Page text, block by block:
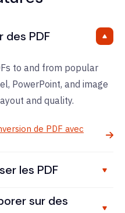
PDF
to and from popular
PowerPoint, and image
and quality.
de PDF avec
les PDF
sur des